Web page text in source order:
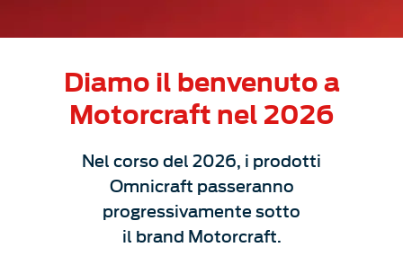
Diamo il benvenuto a
Motorcraft nel 2026
Nel corso del 2026, i prodotti
Omnicraft passeranno
progressivamente sotto
il brand Motorcraft.